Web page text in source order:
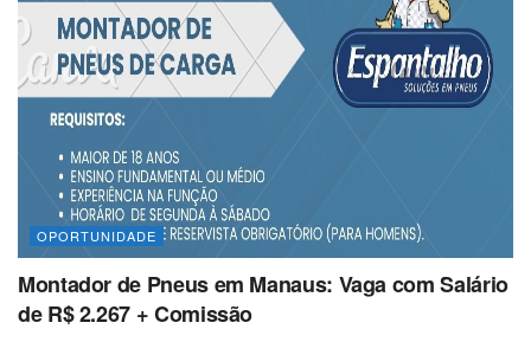
OPORTUNIDADE
Montador de Pneus em Manaus: Vaga com Salário
de R$ 2.267 + Comissão